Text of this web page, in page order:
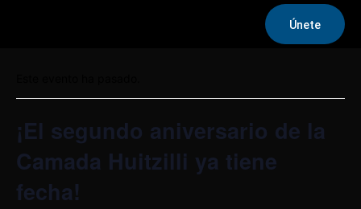
Únete
¡El segundo aniversario de la
Camada Huitzilli ya tiene
fecha!